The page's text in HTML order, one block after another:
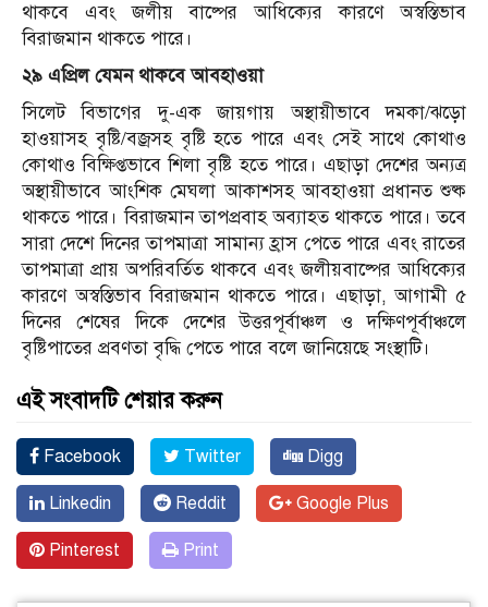
থাকবে এবং জলীয় বাষ্পের আধিক্যের কারণে অস্বস্তিভাব
বিরাজমান থাকতে পারে।
২৯ এপ্রিল যেমন থাকবে আবহাওয়া
সিলেট বিভাগের দু-এক জায়গায় অস্থায়ীভাবে দমকা/ঝড়ো
হাওয়াসহ বৃষ্টি/বজ্রসহ বৃষ্টি হতে পারে এবং সেই সাথে কোথাও
কোথাও বিক্ষিপ্তভাবে শিলা বৃষ্টি হতে পারে। এছাড়া দেশের অন্যত্র
অস্থায়ীভাবে আংশিক মেঘলা আকাশসহ আবহাওয়া প্রধানত শুষ্ক
থাকতে পারে। বিরাজমান তাপপ্রবাহ অব্যাহত থাকতে পারে। তবে
সারা দেশে দিনের তাপমাত্রা সামান্য হ্রাস পেতে পারে এবং রাতের
তাপমাত্রা প্রায় অপরিবর্তিত থাকবে এবং জলীয়বাষ্পের আধিক্যের
কারণে অস্বস্তিভাব বিরাজমান থাকতে পারে। এছাড়া, আগামী ৫
দিনের শেষের দিকে দেশের উত্তরপূর্বাঞ্চল ও দক্ষিণপূর্বাঞ্চলে
বৃষ্টিপাতের প্রবণতা বৃদ্ধি পেতে পারে বলে জানিয়েছে সংস্থাটি।
এই সংবাদটি শেয়ার করুন
Facebook Twitter Digg
Linkedin Reddit Google Plus
Pinterest Print